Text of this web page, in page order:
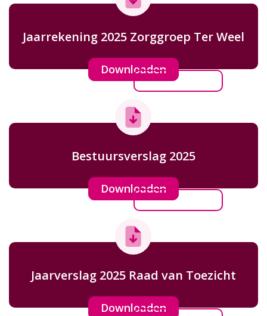
Jaarrekening 2025 Zorggroep Ter Weel
Downloaden
Bestuursverslag 2025
Downloaden
Jaarverslag 2025 Raad van Toezicht
Downloaden